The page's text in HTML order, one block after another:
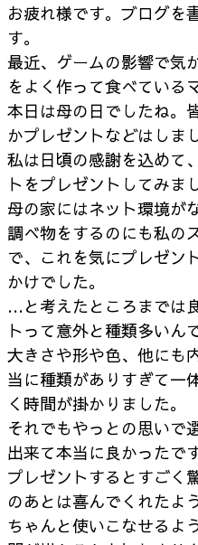
お疲れ様です。ブログを
す。
最近、ゲームの影響で気
をよく作って食べている
本日は母の日でしたね。
かプレゼントなどはしま
私は日頃の感謝を込めて
トをプレゼントしてみま
母の家にはネット環境が
調べ物をするのにも私の
で、これを気にプレゼン
かけでした。
…と考えたところまでは
トって意外と種類多いん
大きさや形や色、他にも
当に種類がありすぎて一
く時間が掛かりました。
それでもやっとの思いで
出来て本当に良かった
プレゼントするとすごく
のあとは喜んでくれたよ
ちゃんと使いこなせるよ